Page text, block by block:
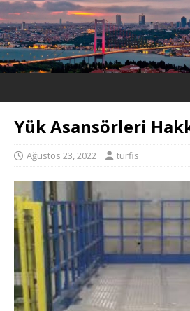
Yük Asansörleri
Ağustos 23, 2022 turfis